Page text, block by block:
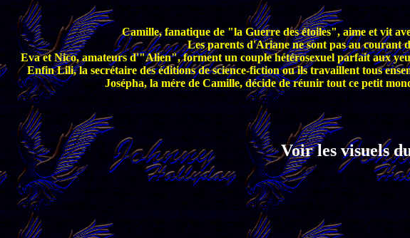
Camille, fanatique de "la Guerre des étoiles", aime et vit
Les parents d'Ariane ne sont pas au courant
Eva et Nico, amateurs d'"Alien", forment un couple hétérosexuel parfait aux
Enfin Lili, la secrétaire des éditions de science-fiction ou ils travaillent tous
Josépha, la mére de Camille, décide de réunir tout ce petit
Voir les visuels